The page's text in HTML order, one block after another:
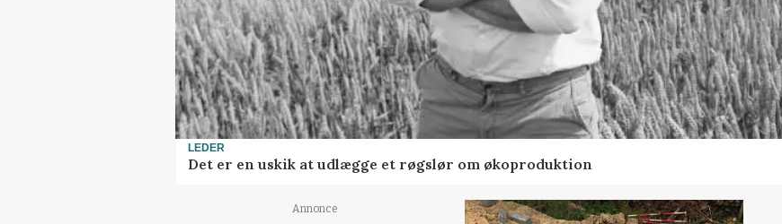
LEDER
Det er en uskik at udlægge et røgslør om økoproduktion
Annonce